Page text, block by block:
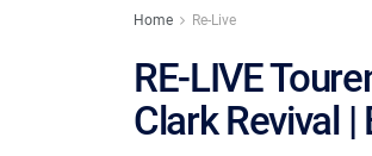
Home Re-Live
RE-LIVE
Clark Revival